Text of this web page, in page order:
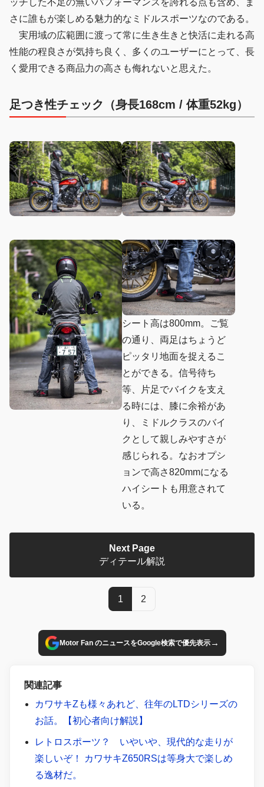
さに誰もが楽しめる魅力的なミドルスポーツなのである。
実用域の広範囲に渡って常に生き生きと快活に走れる高
性能の程良さが気持ち良く、多くのユーザーにとって、長
く愛用できる商品力の高さも侮れないと思えた。
足つき性チェック（身長168cm / 体重52kg）
シート高は800mm。ご覧
の通り、両足はちょうど
ピッタリ地面を捉えるこ
とができる。信号待ち
等、片足でバイクを支え
る時には、膝に余裕があ
り、ミドルクラスのバイ
クとして親しみやすさが
感じられる。なおオプシ
ョンで高さ820mmになる
ハイシートも用意されて
いる。
Next Page
ディテール解説
1 2
Motor Fan のニュースをGoogle検索で優先表示→
関連記事
カワサキZも様々あれど、往年のLTDシリーズの
お話。【初心者向け解説】
レトロスポーツ？ いやいや、現代的な走りが
楽しいぞ！ カワサキZ650RSは等身大で楽しめ
る逸材だ。